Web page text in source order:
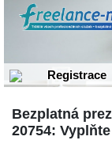
Registrace
Bezplatná
20754: